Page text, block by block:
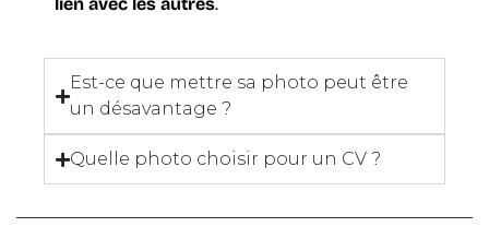
Est-ce que mettre sa photo peut être
un désavantage ?
Quelle photo choisir pour un CV ?